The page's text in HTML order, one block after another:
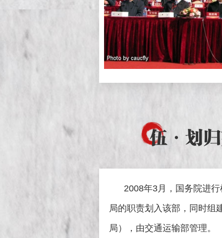
伍 ·划
2008年3月，国务院进行
局的职责划入该部，同时组
局），由交通运输部管理。